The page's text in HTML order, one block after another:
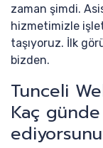
zaman şimdi.
hizmetimizle
taşıyoruz. İlk
bizden.
Tunceli
Kaç günde